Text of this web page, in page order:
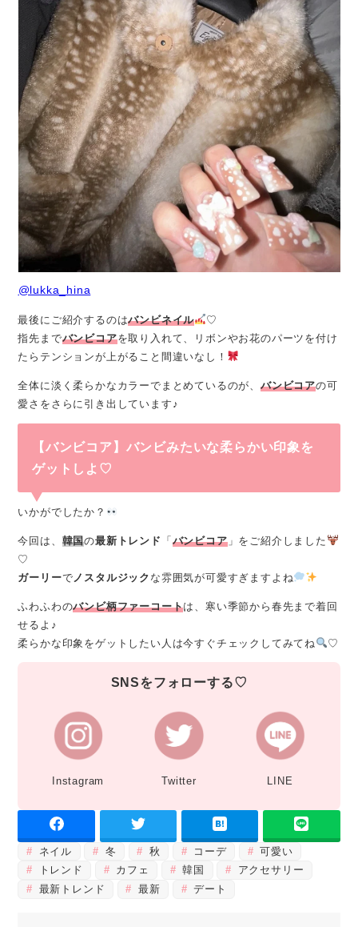
@lukka_hina
最後にご紹介するのはバンビネイル
♡
指先までバンビコアを取り入れて、リボンやお花のパーツを付け
たらテンションが上がること間違いなし！
全体に淡く柔らかなカラーでまとめているのが、 バンビコアの可
愛さをさらに引き出しています♪
【バンビコア】バンビみたいな柔らかい印象を
ゲットしよ♡
いかがでしたか？
今回は、 韓国の最新トレンド 「 バンビコア」をご紹介しました
♡
ガーリーで ノスタルジック な雰囲気が可愛すぎますよね
ふわふわのバンビ柄ファーコートは、寒い季節から春先まで着回
せるよ♪
柔らかな印象をゲットしたい人は今すぐチェックしてみてね
♡
SNSをフォローする♡
Instagram Twitter LINE
ネイル 冬 秋 コーデ
可愛い
トレンド
カフェ 韓国
アクセサリー
最新トレンド
最新 デート